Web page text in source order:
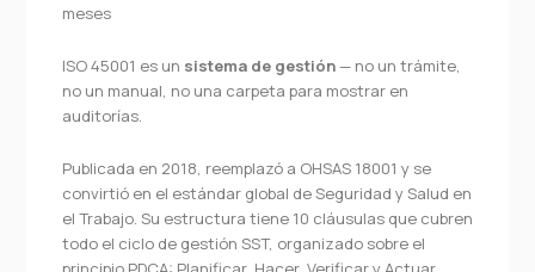
meses
ISO 45001 es un sistema de gestión— no un trámite,
no un manual, no una carpeta para mostrar en
auditorías.
Publicada en 2018, reemplazó a OHSAS 18001 y se
convirtió en el estándar global de Seguridad y Salud en
el Trabajo. Su estructura tiene 10 cláusulas que cubren
todo el ciclo de gestión SST, organizado sobre el